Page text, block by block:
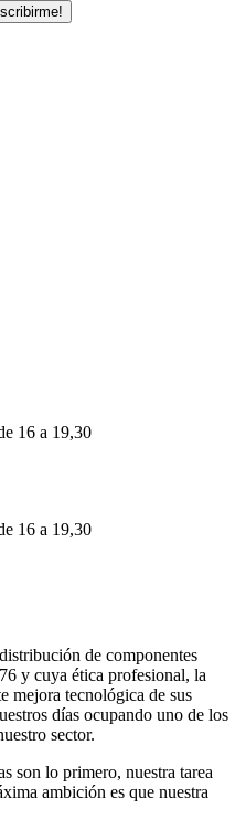
16 a 19,30
16 a 19,30
de componentes
y cuya ética profesional, la
mejora tecnológica de sus
días ocupando uno de los
sector.
son lo primero, nuestra tarea
ambición es que nuestra